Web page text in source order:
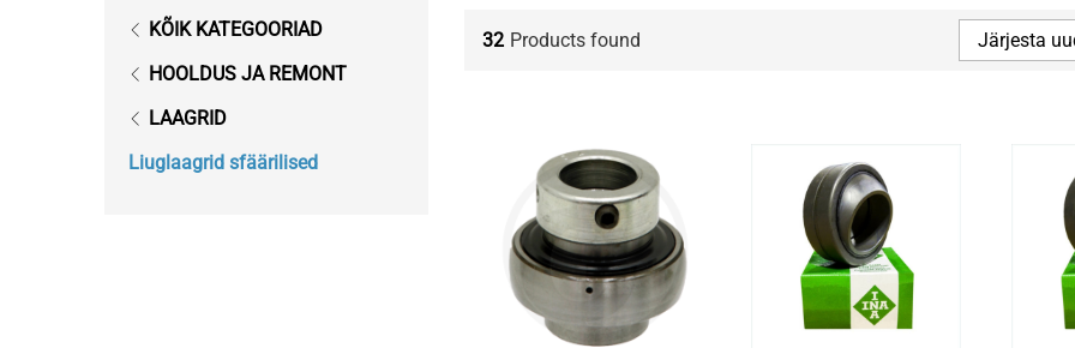
32 Products found Järjesta
KÕIK KATEGOORIAD
HOOLDUS JA REMONT
LAAGRID
Liuglaagrid sfäärilised